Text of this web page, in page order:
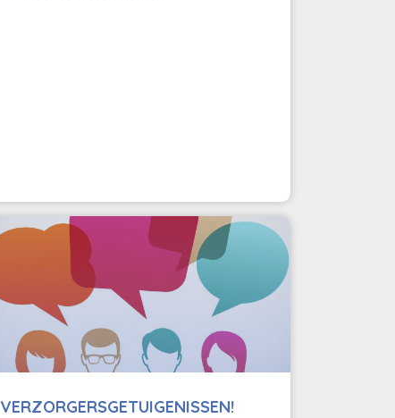
VERZORGERSGETUIGENISSEN!